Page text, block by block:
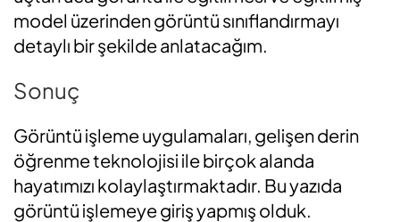
model üzerinden görüntü sınıflandırmayı
detaylı bir şekilde anlatacağım.
Sonuç
Görüntü işleme uygulamaları, gelişen derin
öğrenme teknolojisi ile birçok alanda
hayatımızı kolaylaştırmaktadır. Bu yazıda
görüntü işlemeye giriş yapmış olduk.